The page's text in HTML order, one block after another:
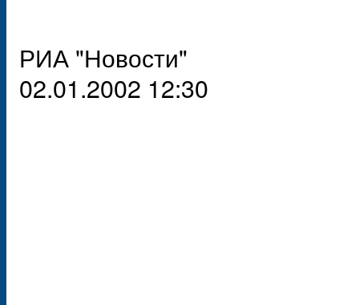
РИА "Новости"
02.01.2002 12:30